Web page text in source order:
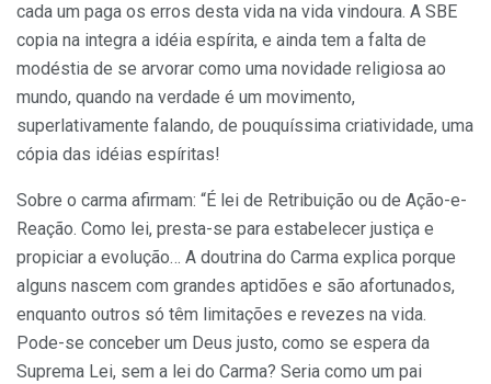
cada um paga os erros desta vida na vida vindoura. A SBE
copia na integra a idéia espírita, e ainda tem a falta de
modéstia de se arvorar como uma novidade religiosa ao
mundo, quando na verdade é um movimento,
superlativamente falando, de pouquíssima criatividade, uma
cópia das idéias espíritas!
Sobre o carma afirmam: “É lei de Retribuição ou de Ação-e-
Reação. Como lei, presta-se para estabelecer justiça e
propiciar a evolução… A doutrina do Carma explica porque
alguns nascem com grandes aptidões e são afortunados,
enquanto outros só têm limitações e revezes na vida.
Pode-se conceber um Deus justo, como se espera da
Suprema Lei, sem a lei do Carma? Seria como um pai